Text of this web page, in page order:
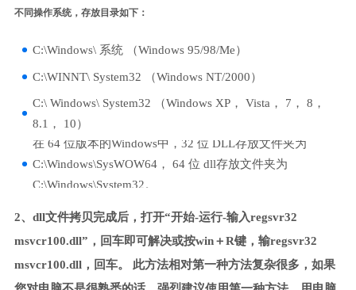
不同操作系统，存放目录如下：
C:\Windows\ 系统 （Windows 95/98/Me）
C:\WINNT\ System32 （Windows NT/2000）
C:\ Windows\ System32 （Windows XP， Vista， 7， 8，
8.1， 10）
在 64 位版本的Windows中，32 位 DLL存放文件夹为
C:\Windows\SysWOW64， 64 位 dll存放文件夹为
C:\Windows\System32。
2、dll文件拷贝完成后，打开“开始-运行-输入regsvr32
msvcr100.dll”，回车即可解决或按win＋R键，输regsvr32
msvcr100.dll，回车。 此方法相对第一种方法复杂很多，如果